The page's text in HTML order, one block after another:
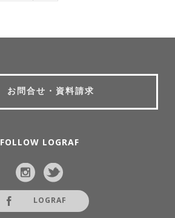
お問合せ・資料請求
FOLLOW LOGRAF
LOGRAF